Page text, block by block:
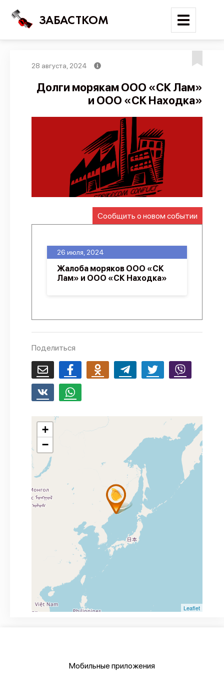
ЗАБАСТКОМ
Поиск
Новости
Карта событий
Трудовые конфликты
Отчеты
Предложить публикацию
API
Политика конфиденциальности
28 августа, 2024
Долги морякам ООО «СК Лам»
и ООО «СК Находка»
Сообщить о новом событии
26 июля, 2024
Жалоба моряков ООО «СК
Лам» и ООО «СК Находка»
Поделиться
+
−
Leaflet
Мобильные приложения